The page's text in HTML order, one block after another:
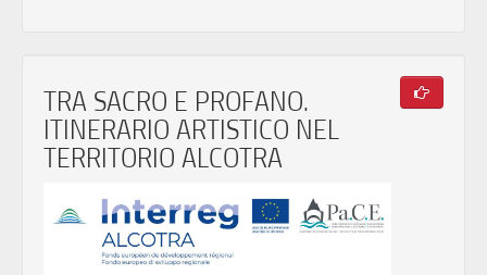
TRA SACRO E PROFANO.
ITINERARIO ARTISTICO NEL
TERRITORIO ALCOTRA